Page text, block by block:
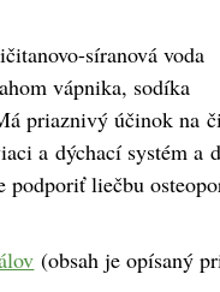
síranová voda
vápnika, sodíka
priaznivý účinok na
a dýchací systém a
podporiť liečbu
(obsah je opísaný